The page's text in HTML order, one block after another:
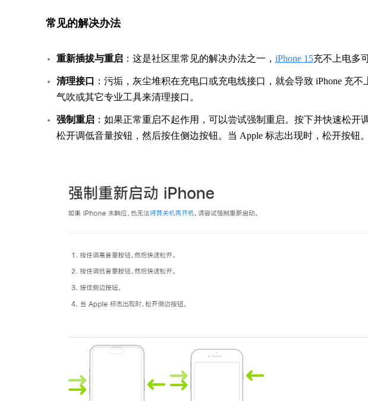
常见的解决办法
重新插拔与重启 ：这是社区里常见的解决办法之一， iPhone 15充不上电多
清理接口
：污垢，灰尘堆积在充电口或充电线接口，就会导致 iPhone 充不
气吹或其它专业工具来清理接口。
强制重启 ：如果正常重启不起作用，可以尝试强制重启。按下并快速松开
松开调低音量按钮，然后按住侧边按钮。当 Apple 标志出现时，松开按钮。